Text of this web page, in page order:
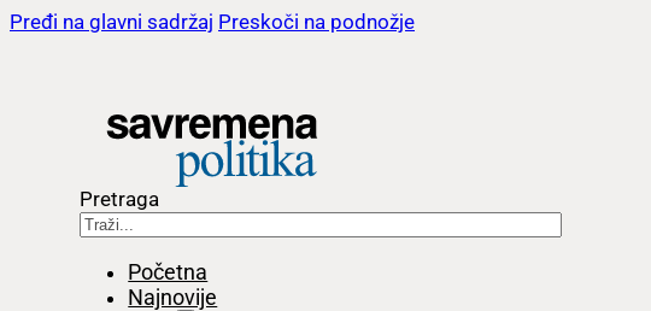
Pređi na glavni sadržaj Preskoči na podnožje
Pretraga
Početna
Najnovije